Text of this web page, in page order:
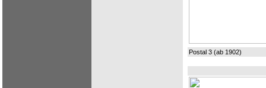
Postal 3 (ab 1902)